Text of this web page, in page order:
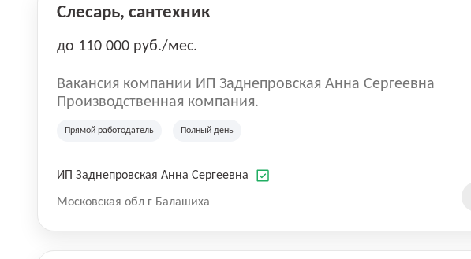
Слесарь, сантехник
до 110 000 руб./мес.
Вакансия компании ИП Заднепровская Анна Сергеевна
Производственная компания.
Прямой работодатель Полный день
ИП Заднепровская Анна Сергеевна
Московская обл г Балашиха